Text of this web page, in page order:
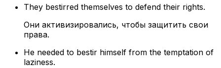
They bestirred themselves to defend their rights.
Они активизировались, чтобы защитить свои
права.
He needed to bestir himself from the temptation of
laziness.